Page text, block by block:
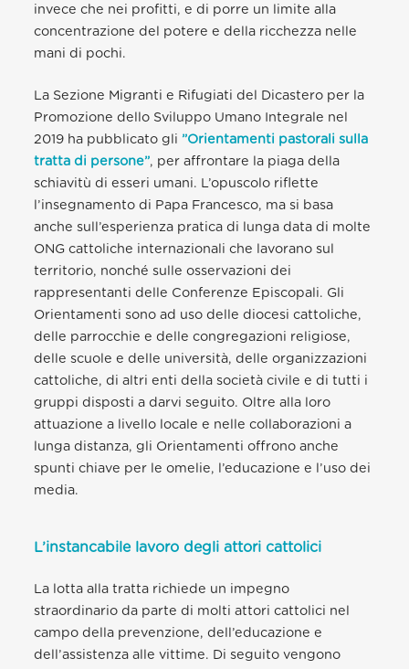
invece che nei profitti, e di porre un limite alla
concentrazione del potere e della ricchezza nelle
mani di pochi.
La Sezione Migranti e Rifugiati del Dicastero per la
Promozione dello Sviluppo Umano Integrale nel
2019 ha pubblicato gli”Orientamenti pastorali sulla
tratta di persone”, per affrontare la piaga della
schiavitù di esseri umani. L’opuscolo riflette
l’insegnamento di Papa Francesco, ma si basa
anche sull’esperienza pratica di lunga data di molte
ONG cattoliche internazionali che lavorano sul
territorio, nonché sulle osservazioni dei
rappresentanti delle Conferenze Episcopali. Gli
Orientamenti sono ad uso delle diocesi cattoliche,
delle parrocchie e delle congregazioni religiose,
delle scuole e delle università, delle organizzazioni
cattoliche, di altri enti della società civile e di tutti i
gruppi disposti a darvi seguito. Oltre alla loro
attuazione a livello locale e nelle collaborazioni a
lunga distanza, gli Orientamenti offrono anche
spunti chiave per le omelie, l’educazione e l’uso dei
media.
L’instancabile lavoro degli attori cattolici
La lotta alla tratta richiede un impegno
straordinario da parte di molti attori cattolici nel
campo della prevenzione, dell’educazione e
dell’assistenza alle vittime. Di seguito vengono